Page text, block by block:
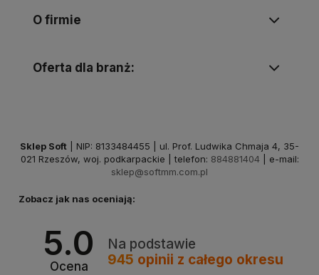
O firmie
Oferta dla branż:
Sklep Soft | NIP: 8133484455 | ul. Prof. Ludwika Chmaja 4, 35-
021 Rzeszów, woj. podkarpackie | telefon: 884881404 | e-mail:
sklep@softmm.com.pl
Zobacz jak nas oceniają:
5.0
Ocena
Na podstawie
945 opinii z całego okresu